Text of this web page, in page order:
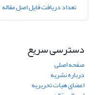
تعداد دریافت فایل اصل مقاله
دسترسی سریع
صفحه اصلی
درباره نشریه
اعضای هیات تحریریه